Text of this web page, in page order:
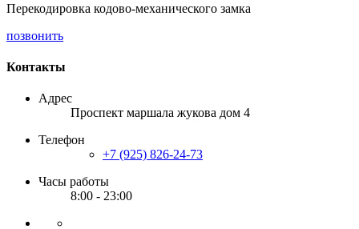
Перекодировка кодово-механического замка
позвонить
Контакты
Адрес
Проспект маршала жукова дом 4
Телефон
+7 (925) 826-24-73
Часы работы
8:00 - 23:00